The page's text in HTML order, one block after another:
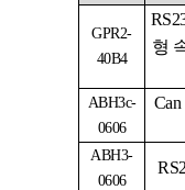
GPR2-
40B4
형
ABH3c-
0606
Can
ABH3-
0606